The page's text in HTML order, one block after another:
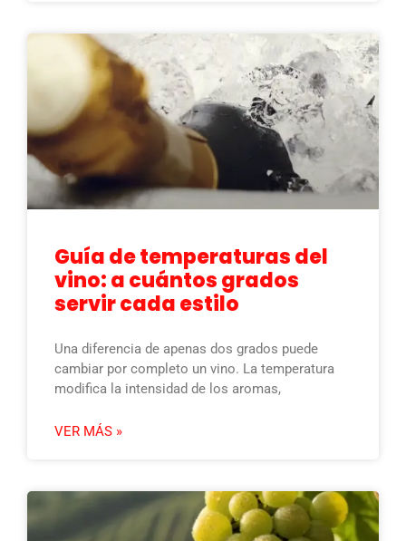
Guía de temperaturas del
vino: a cuántos grados
servir cada estilo
Una diferencia de apenas dos grados puede
cambiar por completo un vino. La temperatura
modifica la intensidad de los aromas,
VER MÁS »